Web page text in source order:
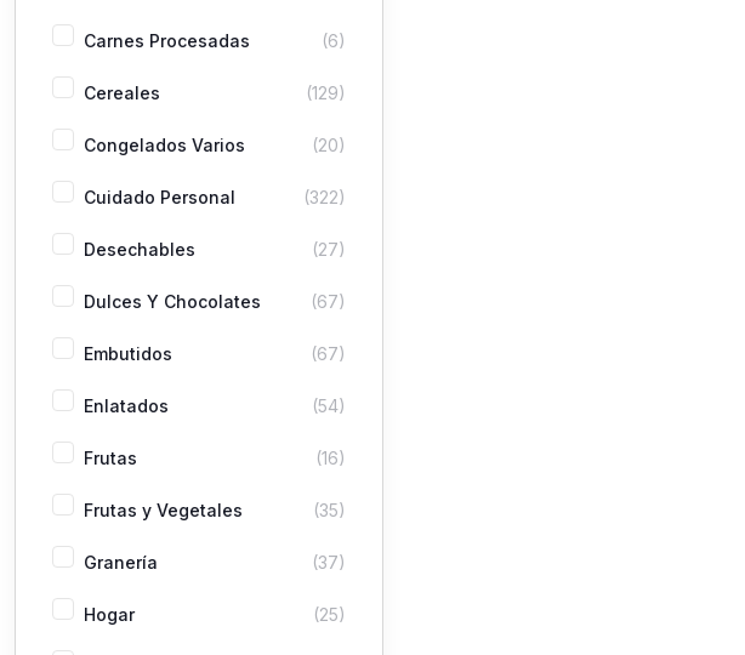
Carnes Procesadas (6)
Cereales (129)
Congelados Varios (20)
Cuidado Personal (322)
Desechables (27)
Dulces Y Chocolates (67)
Embutidos (67)
Enlatados (54)
Frutas (16)
Frutas y Vegetales (35)
Granería (37)
Hogar (25)